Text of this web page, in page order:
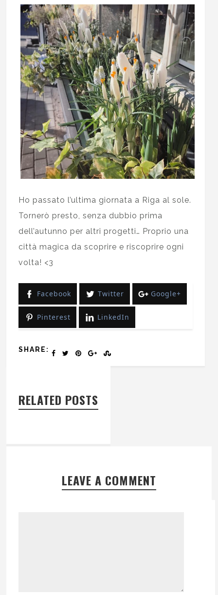
Ho passato l’ultima giornata a Riga al sole.
Tornerò presto, senza dubbio prima
dell’autunno per altri progetti… Proprio una
città magica da scoprire e riscoprire ogni
volta! <3
Facebook Twitter Google+
Pinterest LinkedIn
SHARE:
RELATED POSTS
LEAVE A COMMENT